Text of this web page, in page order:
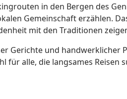
in den Bergen des
Gemeinschaft erzählen.
mit den Traditionen
Gerichte und handwerklicher
für alle, die langsames